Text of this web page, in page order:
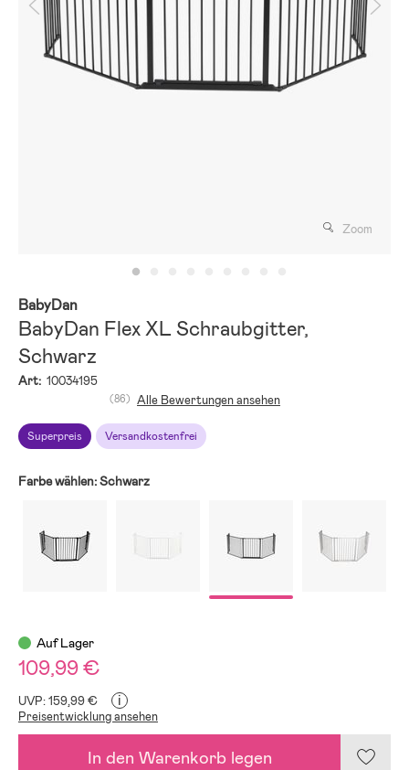
Zoom
BabyDan
BabyDan Flex XL Schraubgitter,
Schwarz
Art: 10034195
Superpreis Versandkostenfrei
(86) Alle Bewertungen ansehen
Farbe wählen:Schwarz
Auf Lager
109,99 €
UVP: 159,99 € i
Preisentwicklung ansehen
In den Warenkorb legen